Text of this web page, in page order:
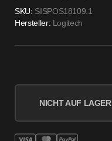
SKU: SISPOS18109.1
Hersteller: Logitech
NICHT AUF LAGER